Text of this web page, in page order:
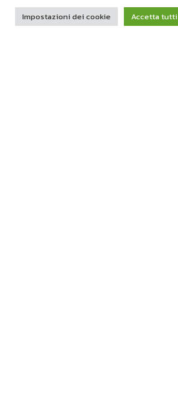
Sureco S.r.l.
Tecnoresine S.r.l.
Impostazioni dei cookie Accetta tutti